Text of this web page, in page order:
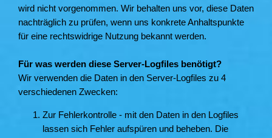
wird nicht vorgenommen. Wir behalten uns vor, diese Daten
nachträglich zu prüfen, wenn uns konkrete Anhaltspunkte
für eine rechtswidrige Nutzung bekannt werden.
Für was werden diese Server-Logfiles benötigt?
Wir verwenden die Daten in den Server-Logfiles zu 4
verschiedenen Zwecken:
Zur Fehlerkontrolle - mit den Daten in den Logfiles
lassen sich Fehler aufspüren und beheben. Die